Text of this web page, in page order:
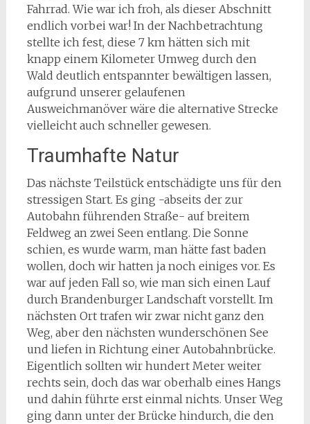
Fahrrad. Wie war ich froh, als dieser Abschnitt
endlich vorbei war! In der Nachbetrachtung
stellte ich fest, diese 7 km hätten sich mit
knapp einem Kilometer Umweg durch den
Wald deutlich entspannter bewältigen lassen,
aufgrund unserer gelaufenen
Ausweichmanöver wäre die alternative Strecke
vielleicht auch schneller gewesen.
Traumhafte Natur
Das nächste Teilstück entschädigte uns für den
stressigen Start. Es ging -abseits der zur
Autobahn führenden Straße- auf breitem
Feldweg an zwei Seen entlang. Die Sonne
schien, es wurde warm, man hätte fast baden
wollen, doch wir hatten ja noch einiges vor. Es
war auf jeden Fall so, wie man sich einen Lauf
durch Brandenburger Landschaft vorstellt. Im
nächsten Ort trafen wir zwar nicht ganz den
Weg, aber den nächsten wunderschönen See
und liefen in Richtung einer Autobahnbrücke.
Eigentlich sollten wir hundert Meter weiter
rechts sein, doch das war oberhalb eines Hangs
und dahin führte erst einmal nichts. Unser Weg
ging dann unter der Brücke hindurch, die den